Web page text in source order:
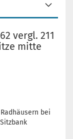
vergl. 211
mitte
bei